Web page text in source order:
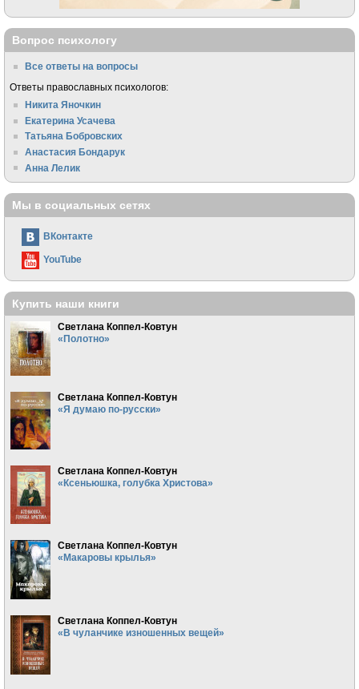
Вопрос психологу
Все ответы на вопросы
Ответы православных психологов:
Никита Яночкин
Екатерина Усачева
Татьяна Бобровских
Анастасия Бондарук
Анна Лелик
Мы в социальных сетях
ВКонтакте
YouTube
Купить наши книги
Светлана Коппел-Ковтун
«Полотно»
Светлана Коппел-Ковтун
«Я думаю по-русски»
Светлана Коппел-Ковтун
«Ксеньюшка, голубка Христова»
Светлана Коппел-Ковтун
«Макаровы крылья»
Светлана Коппел-Ковтун
«В чуланчике изношенных вещей»